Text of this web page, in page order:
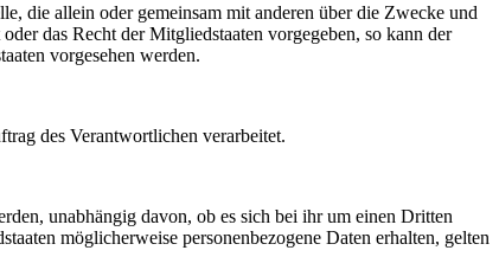
die allein oder gemeinsam mit anderen über die Zwecke und
das Recht der Mitgliedstaaten vorgegeben, so kann der
vorgesehen werden.
des Verantwortlichen verarbeitet.
unabhängig davon, ob es sich bei ihr um einen Dritten
möglicherweise personenbezogene Daten erhalten, gelten